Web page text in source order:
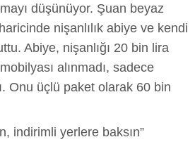
düşünüyor. Şuan beyaz
nişanlılık abiye ve kendi
Abiye, nişanlığı 20 bin lira
alınmadı, sadece
Onu üçlü paket olarak 60 bin
indirimli yerlere baksın”